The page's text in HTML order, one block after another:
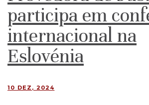
participa em
internacional na
Eslovénia
10 DEZ, 2024